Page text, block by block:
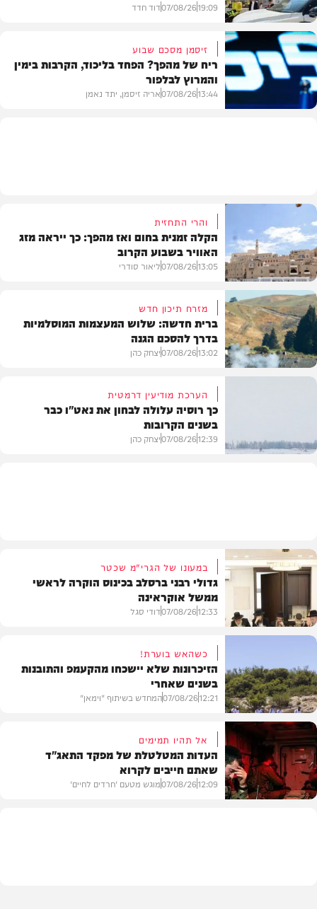
בארץ
19:09
07/08/26דוד חדד
זיסמן מסכם שבוע
ריח של מהפך? הפחד בליכוד, הקרבות בימין
והמרוץ לבלפור
13:44
07/08/26אריה זיסמן, יתד נאמן
מזג האוויר
והרי התחזית
הקלה זמנית בחום ואז מהפך: כך ייראה מזג
האוויר בשבוע הקרוב
13:05
07/08/26ליאור סודרי
מזרח תיכון חדש
ברית חדשה: שלוש המעצמות המוסלמיות
בדרך להסכם הגנה
13:02
07/08/26יצחק כהן
הערכת מודיעין דרמטית
כך רוסיה עלולה לבחון את נאט"ו כבר
בשנים הקרובות
12:39
07/08/26יצחק כהן
חרדים
במעונו של הגרי"מ שכטר
גדולי רבני ברסלב בכינוס הוקרה לראשי
ממשל אוקראינה
12:33
07/08/26דודי סגל
וידאו
כשהאש בוערת!
הזיכרונות שלא יישכחו מהקעמפ והתובנות
בשנים שאחרי
12:21
07/08/26המחדש בשיתוף "וימאן"
אל תהיו תמימים
העדות המטלטלת של מפקד התאג"ד
שאתם חייבים לקרוא
12:09
07/08/26מוגש מטעם 'חרדים לחיים'